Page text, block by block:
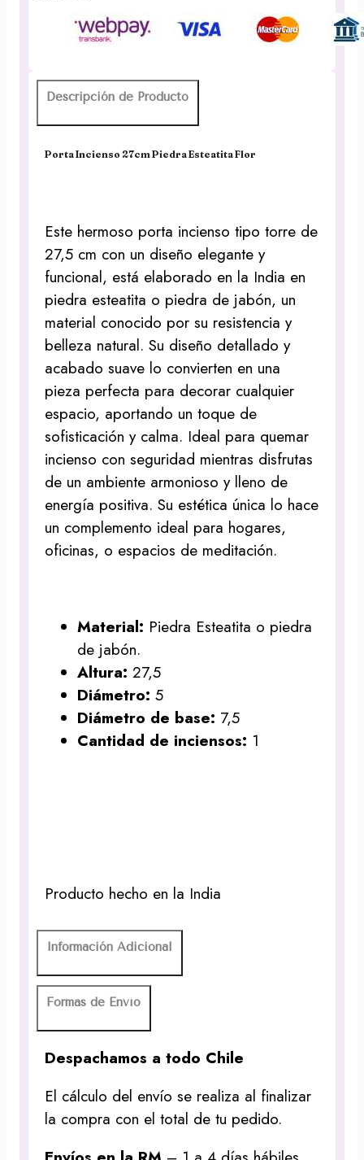
cantidad
Descripción de Producto
Porta Incienso 27cm Piedra Esteatita Flor
Este hermoso porta incienso tipo torre de
27,5 cm con un diseño elegante y
funcional, está elaborado en la India en
piedra esteatita o piedra de jabón, un
material conocido por su resistencia y
belleza natural. Su diseño detallado y
acabado suave lo convierten en una
pieza perfecta para decorar cualquier
espacio, aportando un toque de
sofisticación y calma. Ideal para quemar
incienso con seguridad mientras disfrutas
de un ambiente armonioso y lleno de
energía positiva. Su estética única lo hace
un complemento ideal para hogares,
oficinas, o espacios de meditación.
Material: Piedra Esteatita o piedra
de jabón.
Altura: 27,5
Diámetro: 5
Diámetro de base: 7,5
Cantidad de inciensos: 1
Producto hecho en la India
Información Adicional
Formas de Envío
Despachamos a todo Chile
El cálculo del envío se realiza al finalizar
la compra con el total de tu pedido.